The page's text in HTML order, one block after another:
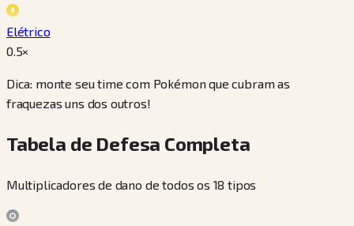
Elétrico
0.5×
Dica: monte seu time com Pokémon que cubram as
fraquezas uns dos outros!
Tabela de Defesa Completa
Multiplicadores de dano de todos os 18 tipos